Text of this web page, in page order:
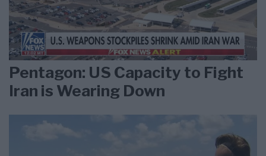
Pentagon: US Capacity to Fight
Iran is Wearing Down